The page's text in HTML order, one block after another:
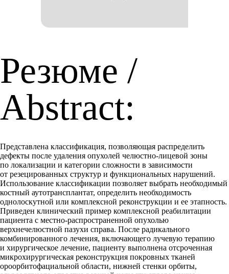
Резюме /
Abstract:
Представлена классификация, позволяющая распределить
дефекты после удаления опухолей челюстно-лицевой зоны
по локализации и категории сложности в зависимости
от резецированных структур и функциональных нарушений.
Использование классификации позволяет выбрать необходимый
костный аутотрансплантат, определить необходимость
однолоскутной или комплексной реконструкции и ее этапность.
Приведен клинический пример комплексной реабилитации
пациента с местно-распространенной опухолью
верхнечелюстной пазухи справа. После радикального
комбинированного лечения, включающего лучевую терапию
и хирургическое лечение, пациенту выполнена отсроченная
микрохирургическая реконструкция покровных тканей
ороорбитофациальной области, нижней стенки орбиты,